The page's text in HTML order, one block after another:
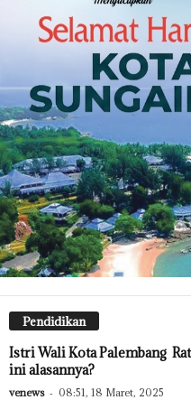
Pendidikan
Istri Wali Kota Palembang
ini alasannya?
venews - 08:51, 18 Maret, 2025